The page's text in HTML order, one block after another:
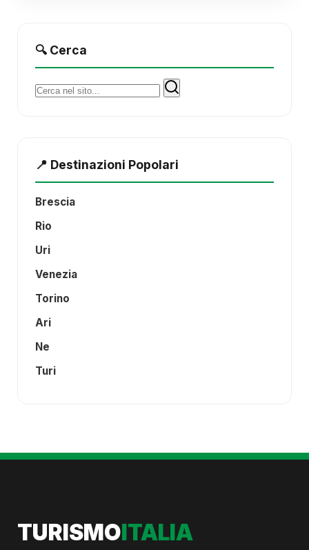
🔍 Cerca
Cerca:
📍 Destinazioni Popolari
Brescia
Rio
Uri
Venezia
Torino
Ari
Ne
Turi
TURISMOITALIA